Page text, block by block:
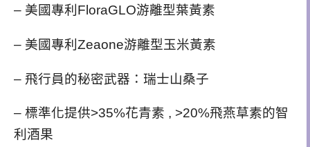
– 美國專利FloraGLO游離型葉黃素
– 美國專利Zeaone游離型玉米黃素
– 飛行員的秘密武器：瑞士山桑子
– 標準化提供>35%花青素 , >20%飛燕草素的智
利酒果